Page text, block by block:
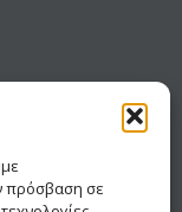
πρόσβαση σε